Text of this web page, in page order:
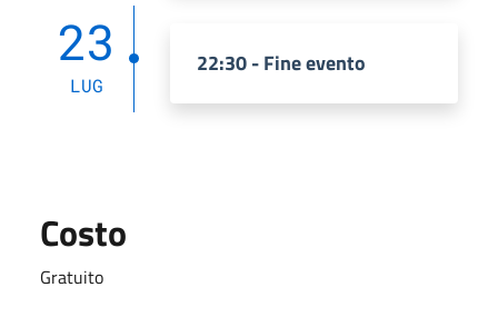
23
LUG
22:30 - Fine evento
Costo
Gratuito